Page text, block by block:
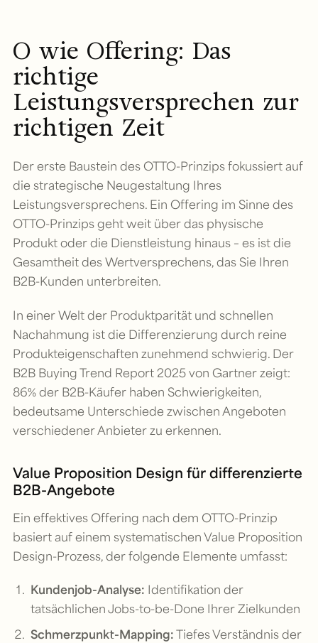
O wie Offering: Das
richtige
Leistungsversprechen zur
richtigen Zeit
Der erste Baustein des OTTO-Prinzips fokussiert auf
die strategische Neugestaltung Ihres
Leistungsversprechens. Ein Offering im Sinne des
OTTO-Prinzips geht weit über das physische
Produkt oder die Dienstleistung hinaus – es ist die
Gesamtheit des Wertversprechens, das Sie Ihren
B2B-Kunden unterbreiten.
In einer Welt der Produktparität und schnellen
Nachahmung ist die Differenzierung durch reine
Produkteigenschaften zunehmend schwierig. Der
B2B Buying Trend Report 2025 von Gartner zeigt:
86% der B2B-Käufer haben Schwierigkeiten,
bedeutsame Unterschiede zwischen Angeboten
verschiedener Anbieter zu erkennen.
Value Proposition Design für differenzierte
B2B-Angebote
Ein effektives Offering nach dem OTTO-Prinzip
basiert auf einem systematischen Value Proposition
Design-Prozess, der folgende Elemente umfasst:
Kundenjob-Analyse: Identifikation der
tatsächlichen Jobs-to-be-Done Ihrer Zielkunden
Schmerzpunkt-Mapping:Tiefes Verständnis der